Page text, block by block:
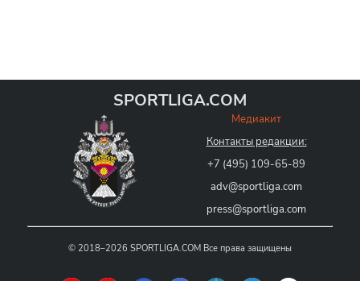
SPORTLIGA.COM
Медиакит
Контакты редакции:
+7 (495) 109-65-89
adv@sportliga.com
press@sportliga.com
© 2018–2026 SPORTLIGA.COM Все права защищены